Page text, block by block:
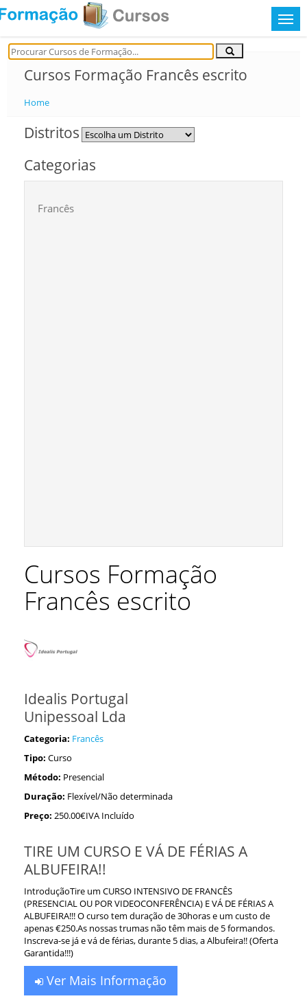
Cursos Formação Francês escrito
Home
Distritos
Categorias
Francês
Cursos Formação
Francês escrito
Idealis Portugal
Unipessoal Lda
Categoria: Francês
Tipo: Curso
Método: Presencial
Duração: Flexível/Não determinada
Preço: 250.00€IVA Incluído
TIRE UM CURSO E VÁ DE FÉRIAS A
ALBUFEIRA!!
IntroduçãoTire um CURSO INTENSIVO DE FRANCÊS
(PRESENCIAL OU POR VIDEOCONFERÊNCIA) E VÁ DE FÉRIAS A
ALBUFEIRA!!! O curso tem duração de 30horas e um custo de
apenas €250.As nossas trumas não têm mais de 5 formandos.
Inscreva-se já e vá de férias, durante 5 dias, a Albufeira!! (Oferta
Garantida!!!)
Ver Mais Informação